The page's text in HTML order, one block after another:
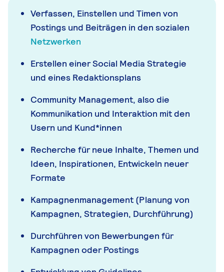
Verfassen, Einstellen und Timen von
Postings und Beiträgen in den sozialen
Netzwerken
Erstellen einer Social Media Strategie
und eines Redaktionsplans
Community Management, also die
Kommunikation und Interaktion mit den
Usern und Kund*innen
Recherche für neue Inhalte, Themen und
Ideen, Inspirationen, Entwickeln neuer
Formate
Kampagnenmanagement (Planung von
Kampagnen, Strategien, Durchführung)
Durchführen von Bewerbungen für
Kampagnen oder Postings